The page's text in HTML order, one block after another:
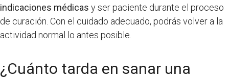
indicaciones médicas y ser paciente durante el proceso
de curación. Con el cuidado adecuado, podrás volver a la
actividad normal lo antes posible.
¿Cuánto tarda en sanar una